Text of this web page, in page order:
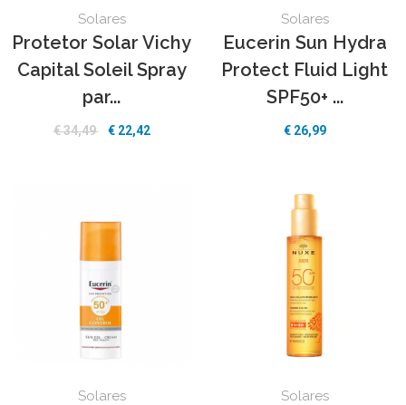
Solares
Protetor Solar Vichy
Capital Soleil Spray
par...
€34,49 € 22,42
Solares
Eucerin Sun Hydra
Protect Fluid Light
SPF50+ ...
€ 26,99
Solares Solares